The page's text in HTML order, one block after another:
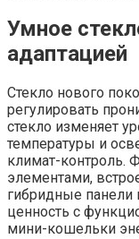
Умное
адаптацией
Стекло нового
регулировать
стекло изменяет
температуры и
климат-контроль.
элементами,
гибридные панели
ценность с
мини-кошельки